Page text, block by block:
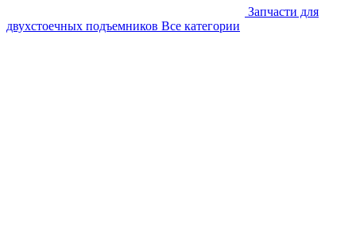
Запчасти для
двухстоечных подъемников Все категории